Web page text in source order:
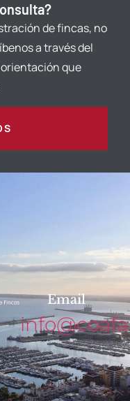
de fincas, no
a través del
que
Email